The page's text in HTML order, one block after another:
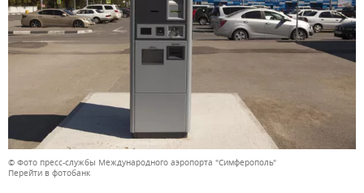
© Фото пресс-службы Международного аэропорта "Симферополь"
Перейти в фотобанк